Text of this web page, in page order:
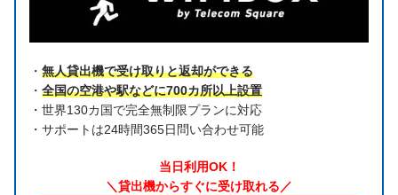
・無人貸出機で受け取りと返却ができる
・全国の空港や駅などに700カ所以上設置
・世界130カ国で完全無制限プランに対応
・サポートは24時間365日問い合わせ可能
当日利用OK！
＼貸出機からすぐに受け取れる／